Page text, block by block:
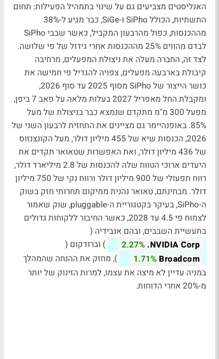
האנליסטים מצביעים גם על שינוי בתמהיל הפעילות: תחום
התשתיות, הכולל SiPho ו-SiGe, כבר מגיע ל-38%
מההכנסות, כפול מהרבעון המקביל, כאשר שבבי SiPho
לבדם מהווים 25% מההכנסות אחרי גידול של פי שלושה.
לצד זה, החברה מעלה את ניצולת המפעלים, מרחיבה
קיבולת בארבעה מפעלים, צפויה להגדיל פי חמישה את
כושר הייצור של SiPho מסוף 2025 עד סוף 2026,
ומקבלת החל מאפריל 2027 בעלות מלאה על פאב 7 ביפן,
מפעל 300 מ"מ מתקדם שנמצא כבר בניצולת של מעל
85%. באופנהיימר גם מציינים את התחזית לרבעון השני של
2026, הכנסות שיא של 455 מיליון דולר, מעל הקונצנזוס
של 436 מיליון דולר, ואת האפשרות שטאואר תקדים את
היעדים ארוכי הטווח שלה להכנסות של 2.8 מיליארד דולר,
רווח תפעולי של 900 מיליון דולר ורווח נקי של 750 מיליון
דולר. מבחינתם, טאואר נהנית ממיקום תחרותי חזק בשוק
ה-SiPho, בעיקר בקטגוריית ה-pluggable, שוק שאמור
לצמוח פי 4.5 עד 2028, כאשר החיבור ללקוחות גדולים
בתעשיית השבבים, ובהם אנבידיה (
NVIDIA Corp.
2.27%
) וברודקום (
Broadcom
1.71%
), מחזק את ההנחה שהמהלך
במניה עדיין לא מיצה את עצמו, למרות הזינוק של יותר
מ-20% אחרי הדוחות.